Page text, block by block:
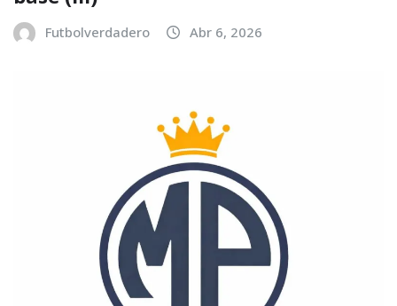
Futbolverdadero Abr 6, 2026